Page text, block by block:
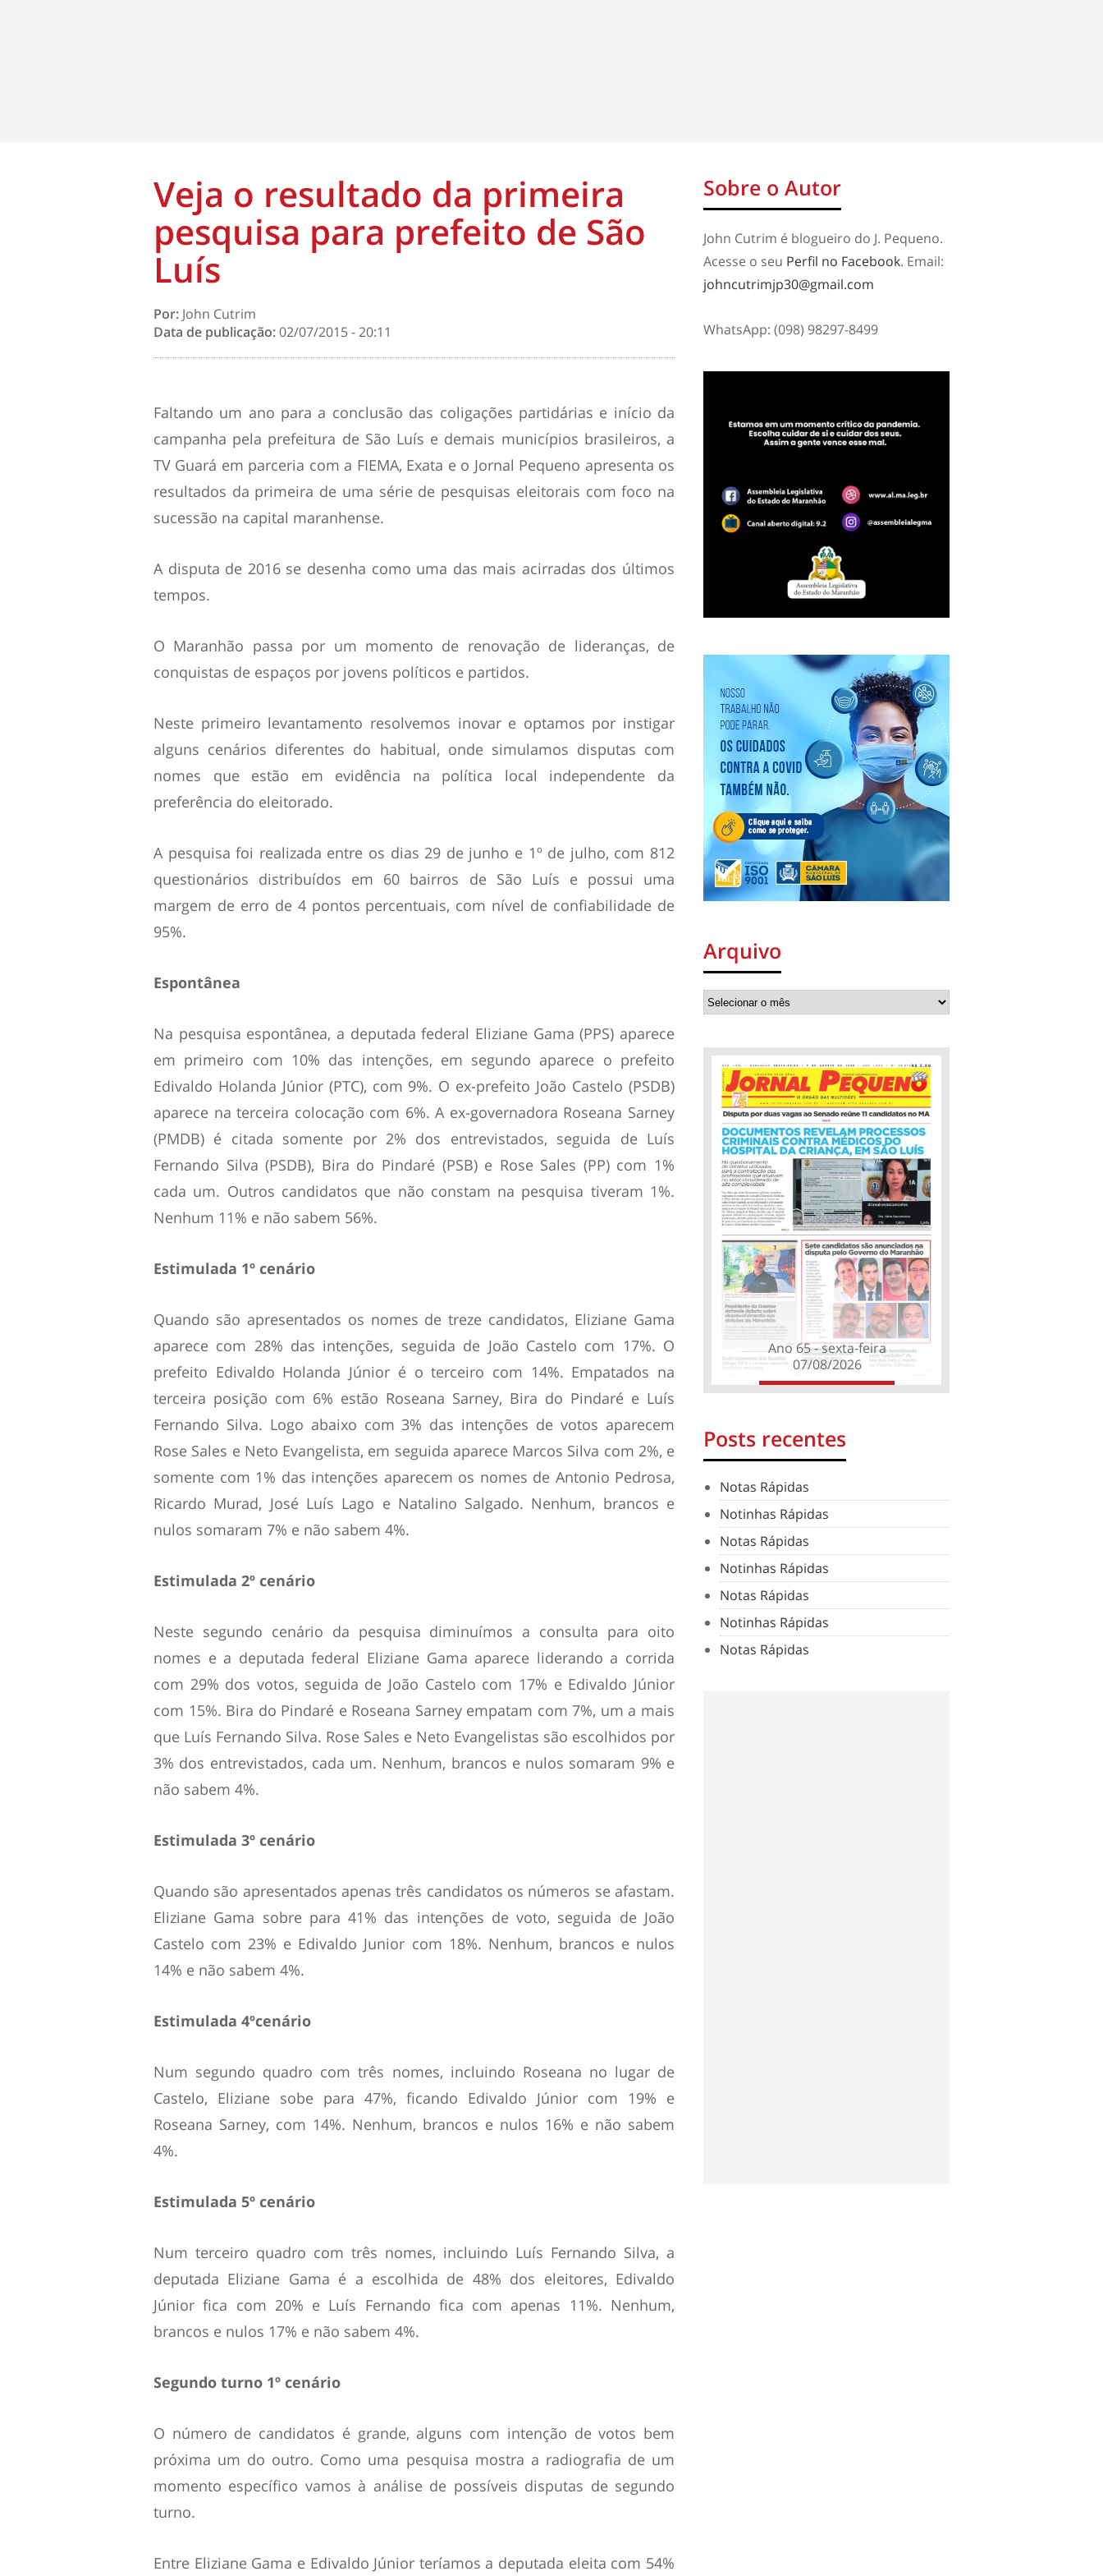
Veja o resultado da primeira
pesquisa para prefeito de São
Luís
Por: John Cutrim
Data de publicação:02/07/2015 - 20:11
Faltando um ano para a conclusão das coligações partidárias e início da
campanha pela prefeitura de São Luís e demais municípios brasileiros, a
TV Guará em parceria com a FIEMA, Exata e o Jornal Pequeno apresenta os
resultados da primeira de uma série de pesquisas eleitorais com foco na
sucessão na capital maranhense.
A disputa de 2016 se desenha como uma das mais acirradas dos últimos
tempos.
O Maranhão passa por um momento de renovação de lideranças, de
conquistas de espaços por jovens políticos e partidos.
Neste primeiro levantamento resolvemos inovar e optamos por instigar
alguns cenários diferentes do habitual, onde simulamos disputas com
nomes que estão em evidência na política local independente da
preferência do eleitorado.
A pesquisa foi realizada entre os dias 29 de junho e 1º de julho, com 812
questionários distribuídos em 60 bairros de São Luís e possui uma
margem de erro de 4 pontos percentuais, com nível de confiabilidade de
95%.
Espontânea
Na pesquisa espontânea, a deputada federal Eliziane Gama (PPS) aparece
em primeiro com 10% das intenções, em segundo aparece o prefeito
Edivaldo Holanda Júnior (PTC), com 9%. O ex-prefeito João Castelo (PSDB)
aparece na terceira colocação com 6%. A ex-governadora Roseana Sarney
(PMDB) é citada somente por 2% dos entrevistados, seguida de Luís
Fernando Silva (PSDB), Bira do Pindaré (PSB) e Rose Sales (PP) com 1%
cada um. Outros candidatos que não constam na pesquisa tiveram 1%.
Nenhum 11% e não sabem 56%.
Estimulada 1º cenário
Quando são apresentados os nomes de treze candidatos, Eliziane Gama
aparece com 28% das intenções, seguida de João Castelo com 17%. O
prefeito Edivaldo Holanda Júnior é o terceiro com 14%. Empatados na
terceira posição com 6% estão Roseana Sarney, Bira do Pindaré e Luís
Fernando Silva. Logo abaixo com 3% das intenções de votos aparecem
Rose Sales e Neto Evangelista, em seguida aparece Marcos Silva com 2%, e
somente com 1% das intenções aparecem os nomes de Antonio Pedrosa,
Ricardo Murad, José Luís Lago e Natalino Salgado. Nenhum, brancos e
nulos somaram 7% e não sabem 4%.
Estimulada 2º cenário
Neste segundo cenário da pesquisa diminuímos a consulta para oito
nomes e a deputada federal Eliziane Gama aparece liderando a corrida
com 29% dos votos, seguida de João Castelo com 17% e Edivaldo Júnior
com 15%. Bira do Pindaré e Roseana Sarney empatam com 7%, um a mais
que Luís Fernando Silva. Rose Sales e Neto Evangelistas são escolhidos por
3% dos entrevistados, cada um. Nenhum, brancos e nulos somaram 9% e
não sabem 4%.
Estimulada 3º cenário
Quando são apresentados apenas três candidatos os números se afastam.
Eliziane Gama sobre para 41% das intenções de voto, seguida de João
Castelo com 23% e Edivaldo Junior com 18%. Nenhum, brancos e nulos
14% e não sabem 4%.
Estimulada 4ºcenário
Num segundo quadro com três nomes, incluindo Roseana no lugar de
Castelo, Eliziane sobe para 47%, ficando Edivaldo Júnior com 19% e
Roseana Sarney, com 14%. Nenhum, brancos e nulos 16% e não sabem
4%.
Estimulada 5º cenário
Num terceiro quadro com três nomes, incluindo Luís Fernando Silva, a
deputada Eliziane Gama é a escolhida de 48% dos eleitores, Edivaldo
Júnior fica com 20% e Luís Fernando fica com apenas 11%. Nenhum,
brancos e nulos 17% e não sabem 4%.
Segundo turno 1º cenário
O número de candidatos é grande, alguns com intenção de votos bem
próxima um do outro. Como uma pesquisa mostra a radiografia de um
momento específico vamos à análise de possíveis disputas de segundo
turno.
Entre Eliziane Gama e Edivaldo Júnior teríamos a deputada eleita com 54%
Sobre o Autor
John Cutrim é blogueiro do J. Pequeno.
Acesse o seu Perfil no Facebook. Email:
johncutrimjp30@gmail.com
WhatsApp: (098) 98297-8499
Arquivo
Ano 65 - sexta-feira
07/08/2026
Posts recentes
Notas Rápidas
Notinhas Rápidas
Notas Rápidas
Notinhas Rápidas
Notas Rápidas
Notinhas Rápidas
Notas Rápidas